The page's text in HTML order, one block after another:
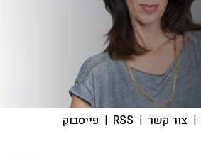
| צור קשר |
RSS
| פייסבוק